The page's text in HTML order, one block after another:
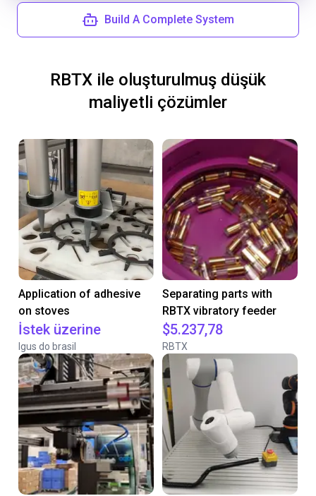
Build A Complete System
RBTX ile oluşturulmuş düşük
maliyetli çözümler
Application of adhesive
on stoves
İstek üzerine
Igus do brasil
Separating parts with
RBTX vibratory feeder
$5.237,78
RBTX